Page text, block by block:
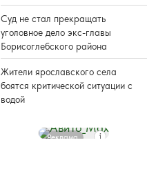
Суд не стал прекращать
уголовное дело экс-главы
Борисоглебского района
Жители ярославского села
боятся критической ситуации с
водой
Реклама